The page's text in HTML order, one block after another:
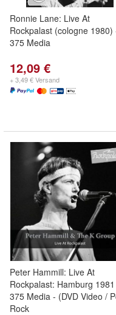
Ronnie Lane: Live At
Rockpalast (cologne 1980)
375 Media
12,09 €
+ 3,49 € Versand
Peter Hammill: Live At
Rockpalast: Hamburg
375 Media - (DVD Video /
Rock